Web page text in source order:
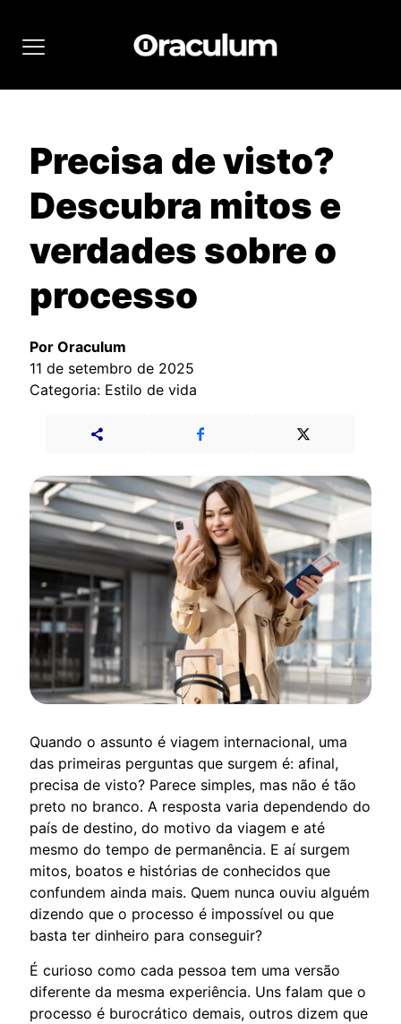
Precisa de visto?
Descubra mitos e
verdades sobre o
processo
Por Oraculum
11 de setembro de 2025
Categoria: Estilo de vida
Quando o assunto é viagem internacional, uma
das primeiras perguntas que surgem é: afinal,
precisa de visto? Parece simples, mas não é tão
preto no branco. A resposta varia dependendo do
país de destino, do motivo da viagem e até
mesmo do tempo de permanência. E aí surgem
mitos, boatos e histórias de conhecidos que
confundem ainda mais. Quem nunca ouviu alguém
dizendo que o processo é impossível ou que
basta ter dinheiro para conseguir?
É curioso como cada pessoa tem uma versão
diferente da mesma experiência. Uns falam que o
processo é burocrático demais, outros dizem que